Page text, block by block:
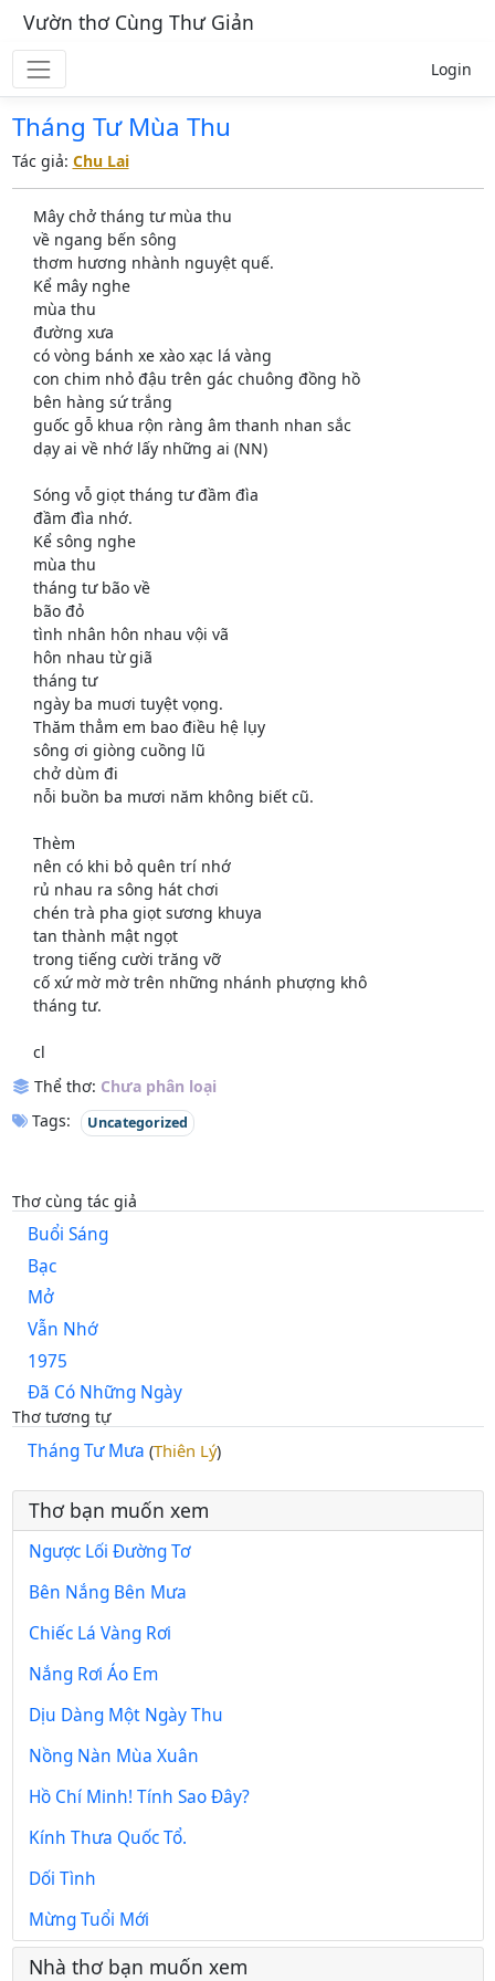
Vườn thơ Cùng Thư Giản
Login
Tháng Tư Mùa Thu
Tác giả: Chu Lai
Mây chở tháng tư mùa thu
về ngang bến sông
thơm hương nhành nguyệt quế.
Kể mây nghe
mùa thu
đường xưa
có vòng bánh xe xào xạc lá vàng
con chim nhỏ đậu trên gác chuông đồng hồ
bên hàng sứ trắng
guốc gỗ khua rộn ràng âm thanh nhan sắc
dạy ai về nhớ lấy những ai (NN)
Sóng vỗ giọt tháng tư đầm đìa
đầm đìa nhớ.
Kể sông nghe
mùa thu
tháng tư bão về
bão đỏ
tình nhân hôn nhau vội vã
hôn nhau từ giã
tháng tư
ngày ba muơi tuyệt vọng.
Thăm thẳm em bao điều hệ lụy
sông ơi giòng cuồng lũ
chở dùm đi
nỗi buồn ba mươi năm không biết cũ.
Thèm
nên có khi bỏ quên trí nhớ
rủ nhau ra sông hát chơi
chén trà pha giọt sương khuya
tan thành mật ngọt
trong tiếng cười trăng vỡ
cố xứ mờ mờ trên những nhánh phượng khô
tháng tư.
cl
Thể thơ: Chưa phân loại
Tags:
Uncategorized
Thơ cùng tác giả
Buổi Sáng
Bạc
Mở
Vẫn Nhớ
1975
Đã Có Những Ngày
Thơ tương tự
Tháng Tư Mưa (Thiên Lý)
Thơ bạn muốn xem
Ngược Lối Đường Tơ
Bên Nắng Bên Mưa
Chiếc Lá Vàng Rơi
Nắng Rơi Áo Em
Dịu Dàng Một Ngày Thu
Nồng Nàn Mùa Xuân
Hồ Chí Minh! Tính Sao Đây?
Kính Thưa Quốc Tổ.
Dối Tình
Mừng Tuổi Mới
Nhà thơ bạn muốn xem